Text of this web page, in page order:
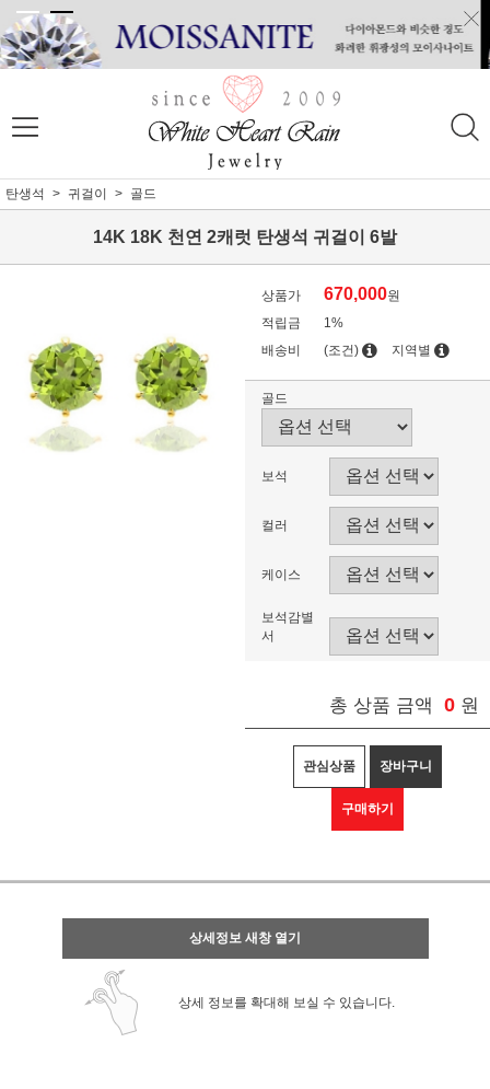
탄생석 귀걸이 골드
14K 18K 천연 2캐럿 탄생석 귀걸이 6발
상품가 670,000원
적립금
1%
배송비
(조건) 지역별
골드
보석
컬러
케이스
보석감별
서
총 상품 금액 0 원
관심상품 장바구니
구매하기
상세정보 새창 열기
상세 정보를 확대해 보실 수 있습니다.